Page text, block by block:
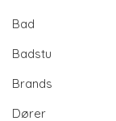
Bad
Badstu
Brands
Dører